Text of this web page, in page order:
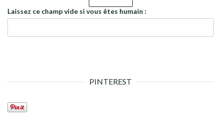
Laissez ce champ vide si vous êtes humain :
PINTEREST